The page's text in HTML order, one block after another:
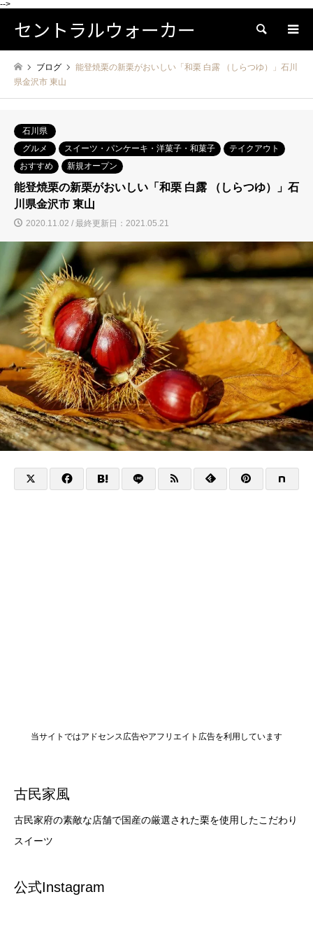
-->
セントラルウォーカー 検索
ブログ
能登焼栗の新栗がおいしい「和栗 白露 （しらつゆ）」石川
県金沢市 東山
石川県
グルメ
スイーツ・パンケーキ・洋菓子・和菓子
テイクアウト
おすすめ
新規オープン
能登焼栗の新栗がおいしい「和栗 白露 （しらつゆ）」石
川県金沢市 東山
2020.11.02 / 最終更新日：2021.05.21
当サイトではアドセンス広告やアフリエイト広告を利用しています
古民家風
古民家府の素敵な店舗で国産の厳選された栗を使用したこだわり
スイーツ
公式Instagram